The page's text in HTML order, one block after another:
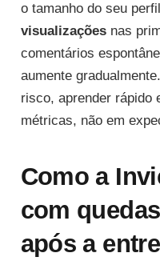
o tamanho do seu
visualizaçõesnas
comentários
aumente
risco, aprender rápido
métricas, não em
Como a
com
após a